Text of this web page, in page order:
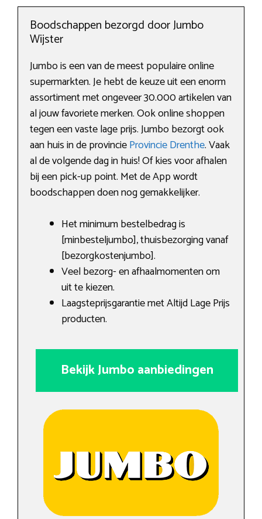
Boodschappen bezorgd door Jumbo
Wijster
Jumbo is een van de meest populaire online
supermarkten. Je hebt de keuze uit een enorm
assortiment met ongeveer 30.000 artikelen van
al jouw favoriete merken. Ook online shoppen
tegen een vaste lage prijs. Jumbo bezorgt ook
aan huis in de provincieProvincie Drenthe. Vaak
al de volgende dag in huis! Of kies voor afhalen
bij een pick-up point. Met de App wordt
boodschappen doen nog gemakkelijker.
Het minimum bestelbedrag is
[minbesteljumbo], thuisbezorging vanaf
[bezorgkostenjumbo].
Veel bezorg- en afhaalmomenten om
uit te kiezen.
Laagsteprijsgarantie met Altijd Lage Prijs
producten.
Bekijk Jumbo aanbiedingen